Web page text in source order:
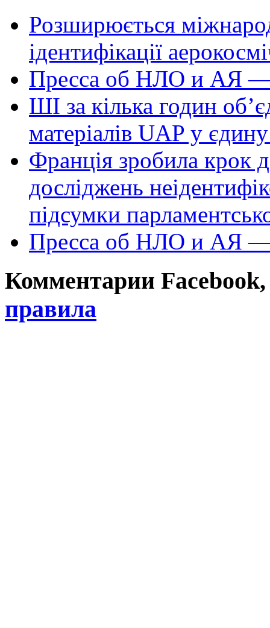
Розширюється
ідентифікації
Пресса об НЛО и АЯ —
ШІ за кілька годин
матеріалів UAP у
Франція зробила крок
досліджень
підсумки
Пресса об НЛО и АЯ —
Комментарии
правила